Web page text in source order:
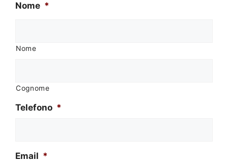
Nome *
Nome
Cognome
Telefono *
Email *